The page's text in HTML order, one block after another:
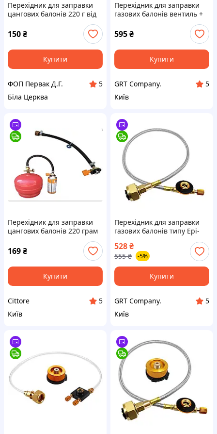
Перехідник для заправки
цангових балонів 220 г від
побутових газових балонів
шланг 35 см.
150₴
Купити
ФОП Первак Д.Г.
5
Біла Церква
Перехідник для заправки
газових балонів вентиль +
595₴
Купити
GRT Company.
5
Київ
Перехідник для заправки
цангових балонів 220 грам
від побутових балонів на
хомутах із чорним газовим
шлангом
169₴
Купити
Cittore
5
Київ
Перехідник для заправки
газових балонів типу Epi-
gas в сталевому обплітанні
528₴
555 ₴ -5%
Купити
GRT Company.
5
Київ